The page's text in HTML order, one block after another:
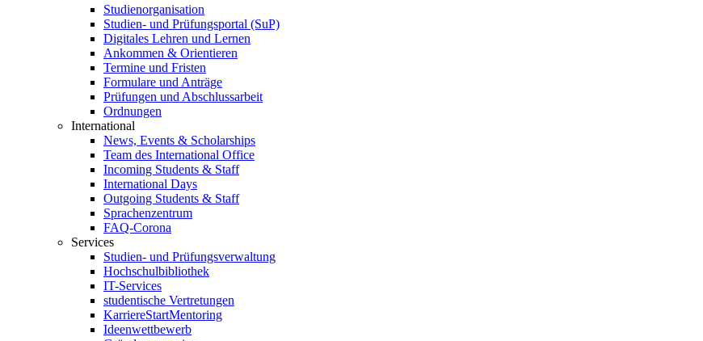
Studienorganisation
Studien- und Prüfungsportal (SuP)
Digitales Lehren und Lernen
Ankommen & Orientieren
Termine und Fristen
Formulare und Anträge
Prüfungen und Abschlussarbeit
Ordnungen
International
News, Events & Scholarships
Team des International Office
Incoming Students & Staff
International Days
Outgoing Students & Staff
Sprachenzentrum
FAQ-Corona
Services
Studien- und Prüfungsverwaltung
Hochschulbibliothek
IT-Services
studentische Vertretungen
KarriereStartMentoring
Ideenwettbewerb